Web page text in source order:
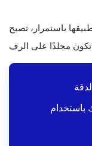
باستمرار، تصبح